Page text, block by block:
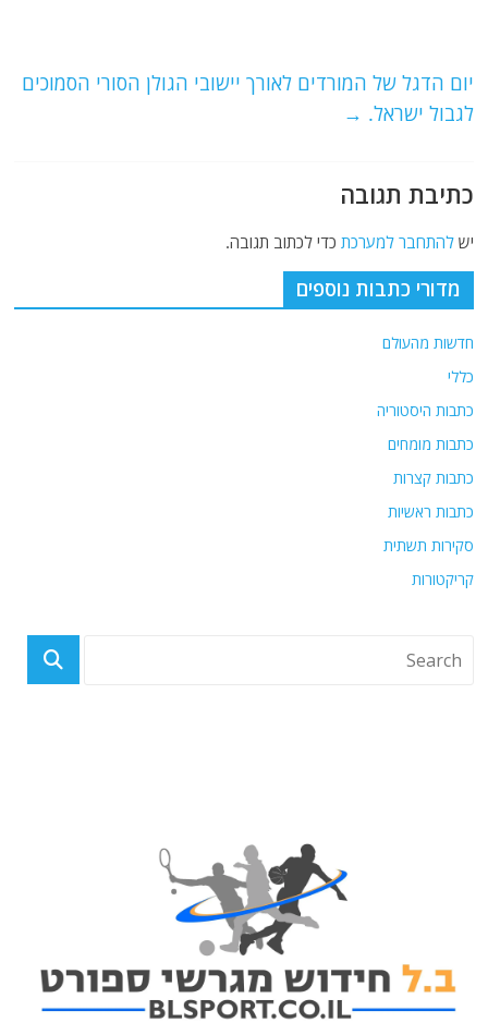
k
יום הדגל של המורדים לאורך יישובי הגולן הסורי הסמוכים
לגבול ישראל. →
כתיבת תגובה
ישלהתחבר למערכת כדי לכתוב תגובה.
מדורי כתבות נוספים
חדשות מהעולם
כללי
כתבות היסטוריה
כתבות מומחים
כתבות קצרות
כתבות ראשיות
סקירות תשתית
קריקטורות